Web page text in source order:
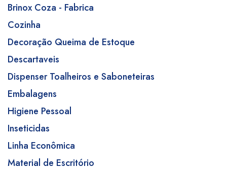
Brinox Coza - Fabrica
Cozinha
Decoração Queima de Estoque
Descartaveis
Dispenser Toalheiros e Saboneteiras
Embalagens
Higiene Pessoal
Inseticidas
Linha Econômica
Material de Escritório